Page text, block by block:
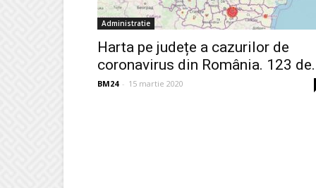
Administratie
Harta pe județe a cazurilor de
coronavirus din România. 123
BM24 - 15 martie 2020